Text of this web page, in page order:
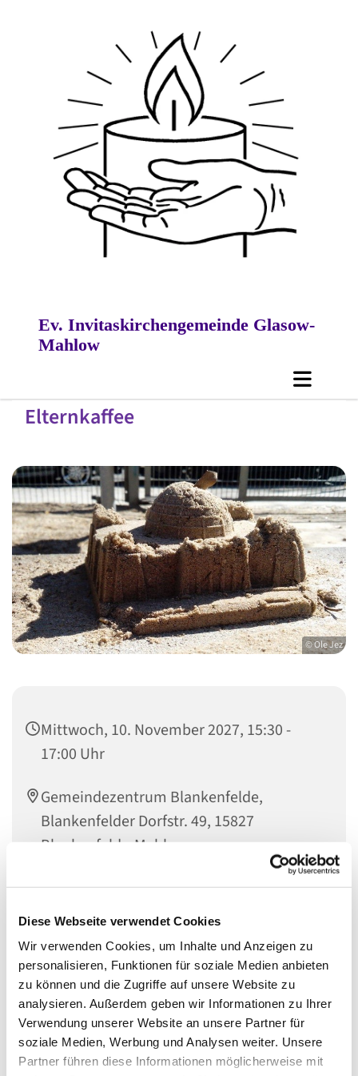
Diese Webseite verwendet Cookies
Wir verwenden Cookies, um Inhalte und Anzeigen zu
personalisieren, Funktionen für soziale Medien anbieten
zu können und die Zugriffe auf unsere Website zu
analysieren. Außerdem geben wir Informationen zu Ihrer
Verwendung unserer Website an unsere Partner für
soziale Medien, Werbung und Analysen weiter. Unsere
Partner führen diese Informationen möglicherweise mit
Ev. Invitaskirchengemeinde Glasow-
Mahlow
Elternkaffee
© Ole Jez
Mittwoch, 10. November 2027, 15:30 -
17:00 Uhr
Gemeindezentrum Blankenfelde,
Blankenfelder Dorfstr. 49, 15827
Blankenfelde-Mahlow
Eltern-Kind-Café
Mittwochs um 15.30 Uhr sind Familien mit Kindern
herzlich in das Gemeindezentrum Blankenfelde
eingeladen bei Kaffee und Kuchen gemeinsam über die
Welt und Gott ins Gespräch zu kommen.